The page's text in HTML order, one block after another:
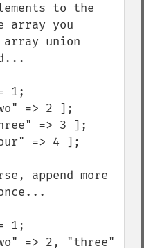
to the
array you
union
append more